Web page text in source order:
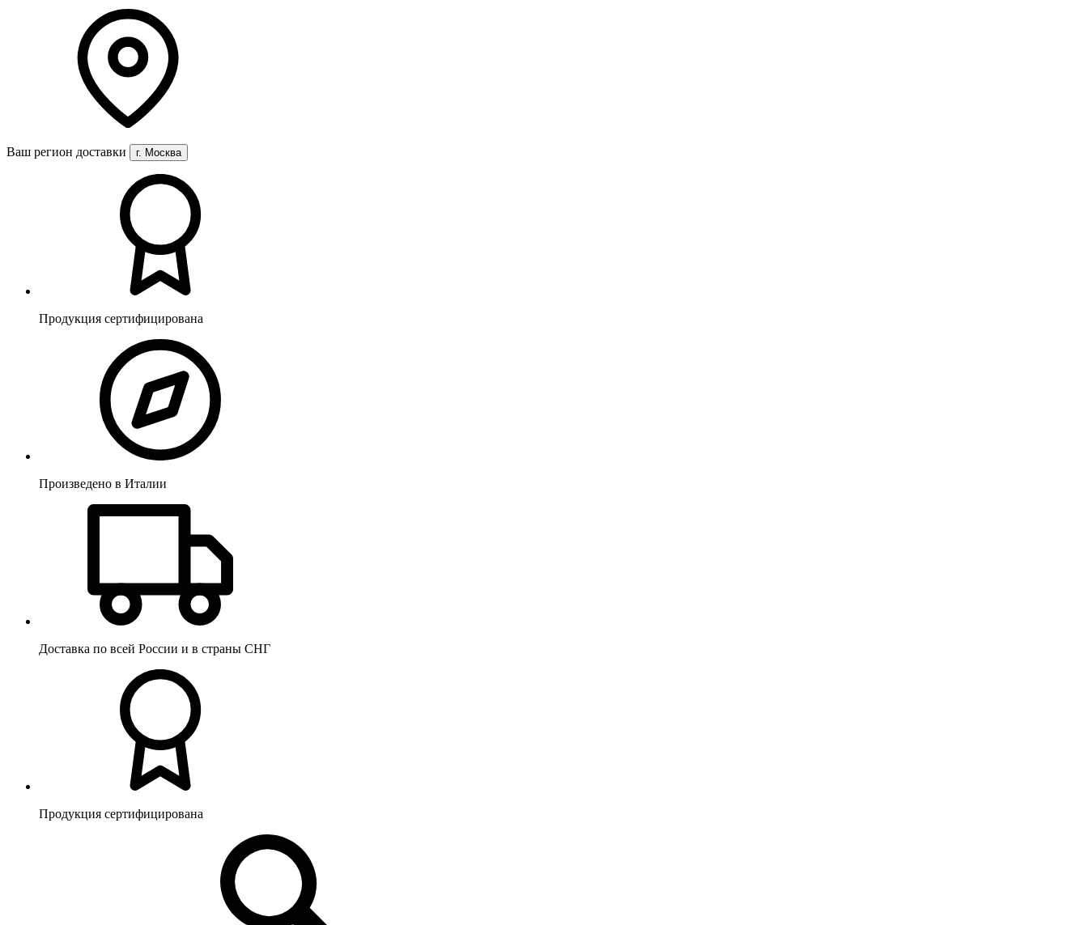
Ваш регион доставки г. Москва
Продукция сертифицирована
Произведено в Италии
Доставка по всей России и в страны СНГ
Продукция сертифицирована